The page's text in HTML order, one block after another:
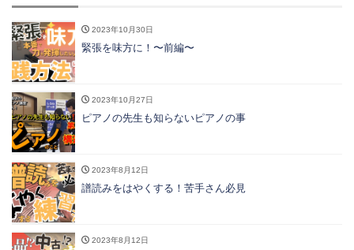
2023年10月30日
緊張を味方に！〜前編〜
2023年10月27日
ピアノの先生も知らないピアノの事
2023年8月12日
譜読みをはやくする！苦手さん必見
2023年8月12日